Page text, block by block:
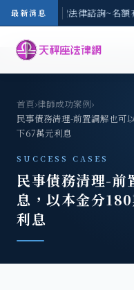
最新消息
) 現場免費法律諮詢~名額
首頁›律師成功案例›
民事債務清理-前置調解也可
下67萬元利息
SUCCESS CASES
民事債務清理-前
息，以本金分
利息